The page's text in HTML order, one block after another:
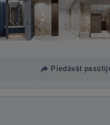
Piedāvāt